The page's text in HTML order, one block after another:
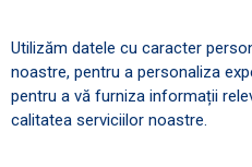
Utilizăm datele cu caracter
noastre, pentru a personaliza
pentru a vă furniza informații
calitatea serviciilor noastre.